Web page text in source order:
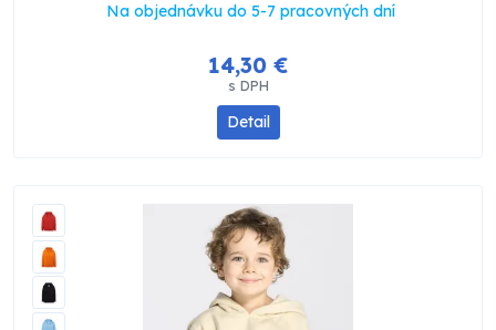
Na objednávku do 5-7 pracovných dní
14,30 €
s DPH
Detail